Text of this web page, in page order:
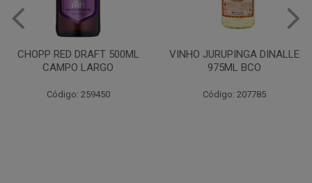
CHOPP RED DRAFT 500ML
CAMPO LARGO
Código: 259450
VINHO JURUPINGA DINALLE
975ML BCO
Código: 207785